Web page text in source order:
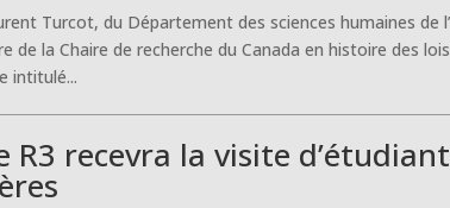
Turcot, du Département des sciences humaines de
de la Chaire de recherche du Canada en histoire des
intitulé...
R3 recevra la visite